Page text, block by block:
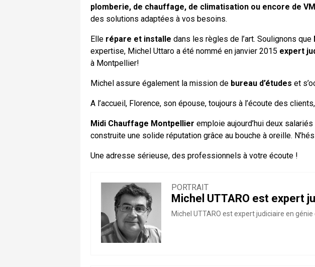
plomberie, de chauffage, de climatisation ou encore de
des solutions adaptées à vos besoins.
Elle répare et installe dans les règles de l’art. Soulignons que
expertise, Michel Uttaro a été nommé en janvier 2015 expert
à Montpellier!
Michel assure également la mission de bureau d’études et
A l’accueil, Florence, son épouse, toujours à l’écoute des
Midi Chauffage Montpellier emploie aujourd’hui deux
construite une solide réputation grâce au bouche à oreille.
Une adresse sérieuse, des professionnels à votre écoute !
PORTRAIT
Michel UTTARO est expert
Michel UTTARO est expert judiciaire en